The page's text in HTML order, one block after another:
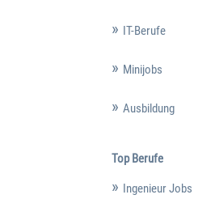
IT-Berufe
Minijobs
Ausbildung
Top Berufe
Ingenieur Jobs